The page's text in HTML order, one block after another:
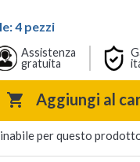
4 pezzi
Assistenza
gratuita
 Aggiungi al
per questo